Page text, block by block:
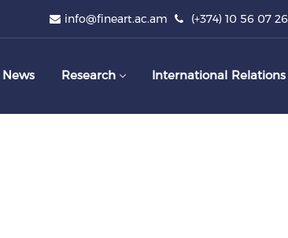
info@fineart.ac.am (+374) 10 56 07 26
News Research International Relations